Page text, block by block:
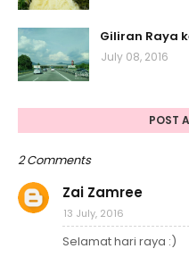
Giliran Raya
July 08, 2016
POST
2 Comments
Zai Zamree
13 July, 2016
Selamat hari raya :)